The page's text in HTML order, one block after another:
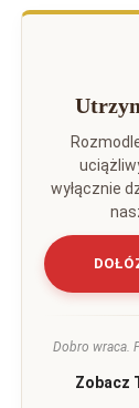
wyłącznie
Dobro wraca.
Zobacz